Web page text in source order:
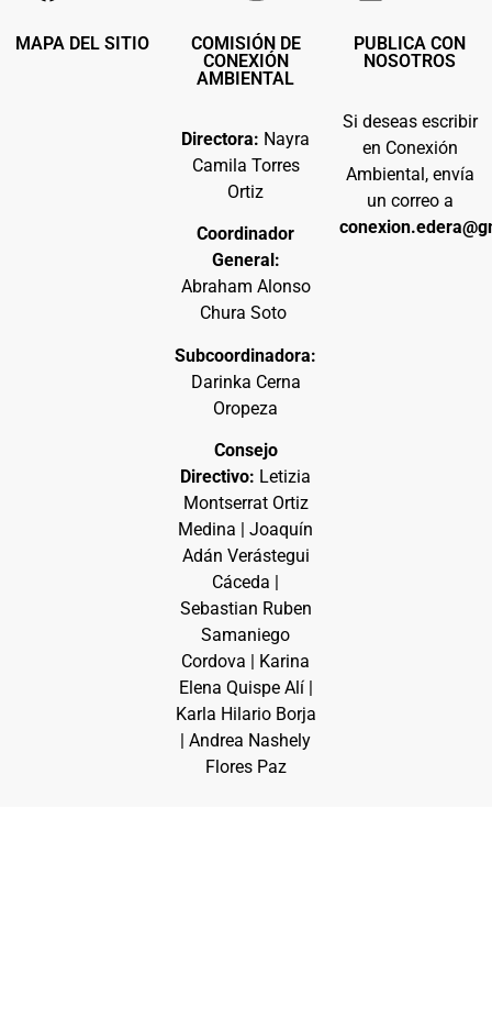
MAPA DEL SITIO
COMISIÓN DE
CONEXIÓN
AMBIENTAL
Directora: Nayra
Camila Torres
Ortiz
Coordinador
General:
Abraham Alonso
Chura Soto
Subcoordinadora:
Darinka Cerna
Oropeza
Consejo
Directivo: Letizia
Montserrat Ortiz
Medina | Joaquín
Adán Verástegui
Cáceda |
Sebastian Ruben
Samaniego
Cordova | Karina
Elena Quispe Alí |
Karla Hilario Borja
| Andrea Nashely
Flores Paz
PUBLICA CON
NOSOTROS
Si deseas escribir
en Conexión
Ambiental, envía
un correo a